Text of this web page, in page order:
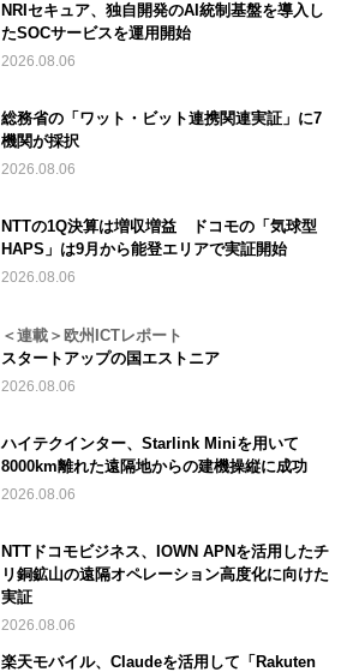
NRIセキュア、独自開発のAI統制基盤を導入し
たSOCサービスを運用開始
2026.08.06
総務省の「ワット・ビット連携関連実証」に7
機関が採択
2026.08.06
NTTの1Q決算は増収増益 ドコモの「気球型
HAPS」は9月から能登エリアで実証開始
2026.08.06
＜連載＞欧州ICTレポート
スタートアップの国エストニア
2026.08.06
ハイテクインター、Starlink Miniを用いて
8000km離れた遠隔地からの建機操縦に成功
2026.08.06
NTTドコモビジネス、IOWN APNを活用したチ
リ銅鉱山の遠隔オペレーション高度化に向けた
実証
2026.08.06
楽天モバイル、Claudeを活用して「Rakuten